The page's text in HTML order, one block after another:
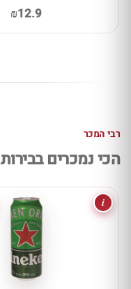
₪12.9
רבי המכר
הכי נמכרים בבירות
i